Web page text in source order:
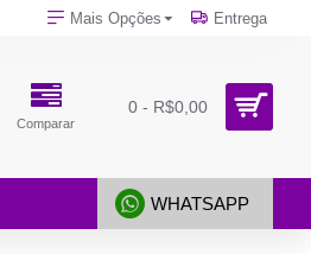
Mais Opções Entrega
Comparar
0 - R$0,00
WHATSAPP